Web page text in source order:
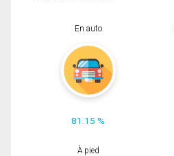
En auto
81.15 %
À pied